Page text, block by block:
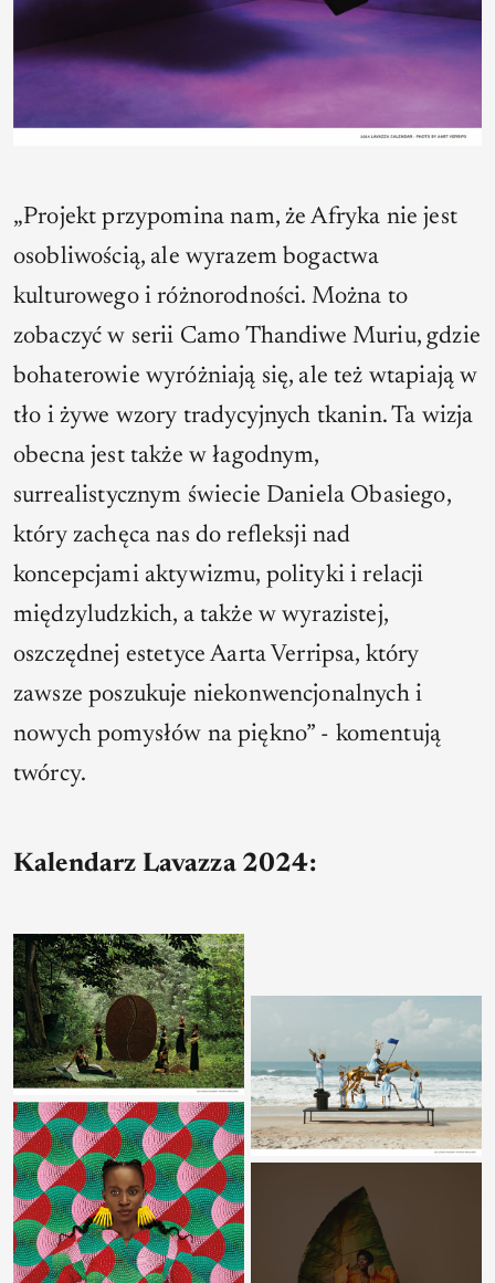
„Projekt przypomina nam, że Afryka nie jest
osobliwością, ale wyrazem bogactwa
kulturowego i różnorodności. Można to
zobaczyć w serii Camo Thandiwe Muriu, gdzie
bohaterowie wyróżniają się, ale też wtapiają w
tło i żywe wzory tradycyjnych tkanin. Ta wizja
obecna jest także w łagodnym,
surrealistycznym świecie Daniela Obasiego,
który zachęca nas do refleksji nad
koncepcjami aktywizmu, polityki i relacji
międzyludzkich, a także w wyrazistej,
oszczędnej estetyce Aarta Verripsa, który
zawsze poszukuje niekonwencjonalnych i
nowych pomysłów na piękno” - komentują
twórcy.
Kalendarz Lavazza 2024: